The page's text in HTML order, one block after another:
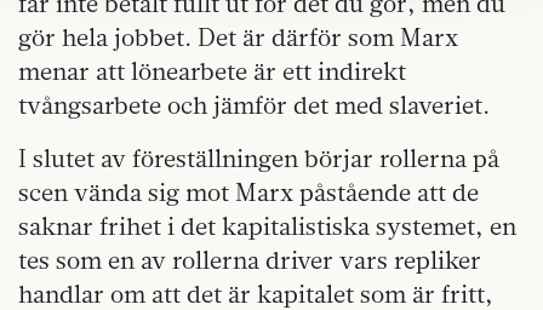
kan du göra det
här .
gör hela jobbet. Det är därför som Marx
menar att lönearbete är ett indirekt
tvångsarbete och jämför det med slaveriet.
I slutet av föreställningen börjar rollerna på
scen vända sig mot Marx påstående att de
saknar frihet i det kapitalistiska systemet, en
tes som en av rollerna driver vars repliker
handlar om att det är kapitalet som är fritt,